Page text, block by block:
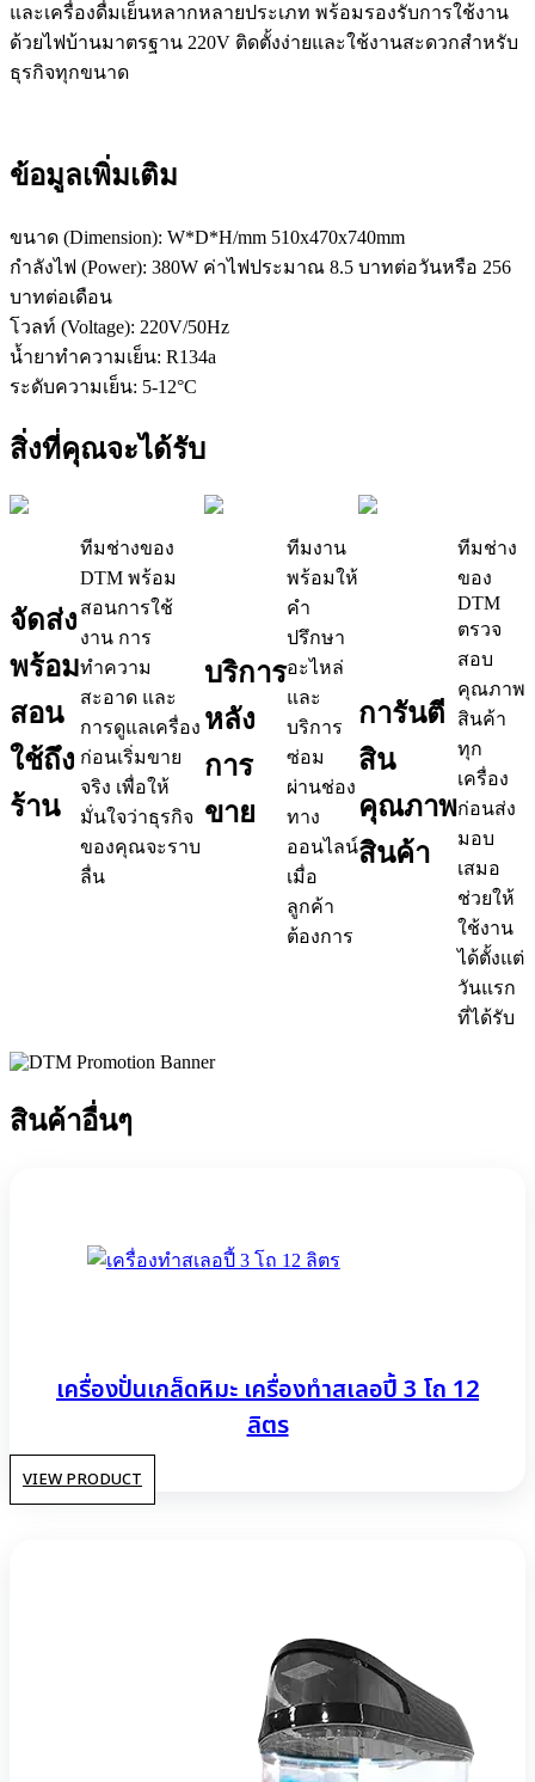
และเครื่องดื่มเย็นหลากหลายประเภท พร้อมรองรับการใช้งาน
ด้วยไฟบ้านมาตรฐาน 220V ติดตั้งง่ายและใช้งานสะดวกสำหรับ
ธุรกิจทุกขนาด
ข้อมูลเพิ่มเติม
ขนาด (Dimension): W*D*H/mm 510x470x740mm
กำลังไฟ (Power): 380W ค่าไฟประมาณ 8.5 บาทต่อวันหรือ 256
บาทต่อเดือน
โวลท์ (Voltage): 220V/50Hz
น้ำยาทำความเย็น: R134a
ระดับความเย็น: 5-12°C
สิ่งที่คุณจะได้รับ
จัดส่ง
พร้อม
สอน
ใช้ถึง
ร้าน
ทีมช่างของ
DTM พร้อม
สอนการใช้
งาน การ
ทำความ
สะอาด และ
การดูแลเครื่อง
ก่อนเริ่มขาย
จริง เพื่อให้
มั่นใจว่าธุรกิจ
ของคุณจะราบ
ลื่น
บริการ
หลัง
การ
ขาย
ทีมงาน
พร้อมให้
คำ
ปรึกษา
อะไหล่
และ
บริการ
ซ่อม
ผ่านช่อง
ทาง
ออนไลน์
เมื่อ
ลูกค้า
ต้องการ
การันตี
สิน
คุณภาพ
สินค้า
ทีมช่าง
ของ
DTM
ตรวจ
สอบ
คุณภาพ
สินค้า
ทุก
เครื่อง
ก่อนส่ง
มอบ
เสมอ
ช่วยให้
ใช้งาน
ได้ตั้งแต่
วันแรก
ที่ได้รับ
สินค้าอื่นๆ
เครื่องปั่นเกล็ดหิมะ เครื่องทําสเลอปี้ 3 โถ 12
ลิตร
VIEW PRODUCT